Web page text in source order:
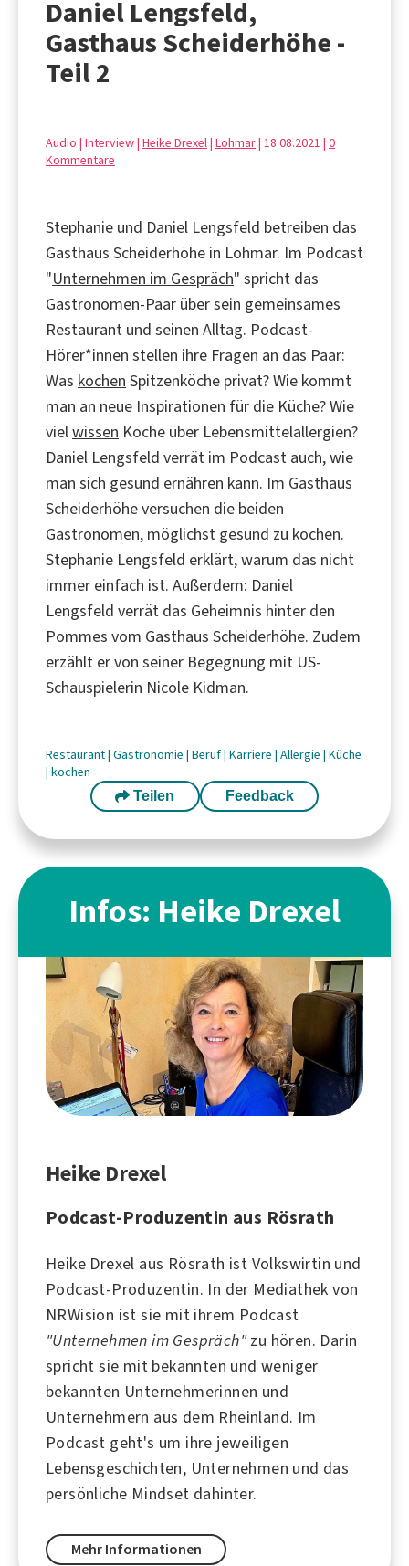
Daniel Lengsfeld,
Gasthaus Scheiderhöhe -
Teil 2
Audio | Interview | Heike Drexel| Lohmar| 18.08.2021 | 0
Kommentare
Stephanie und Daniel Lengsfeld betreiben das
Gasthaus Scheiderhöhe in Lohmar. Im Podcast
"Unternehmen im Gespräch" spricht das
Gastronomen-Paar über sein gemeinsames
Restaurant und seinen Alltag. Podcast-
Hörer*innen stellen ihre Fragen an das Paar:
Was kochen Spitzenköche privat? Wie kommt
man an neue Inspirationen für die Küche? Wie
vielwissen Köche über Lebensmittelallergien?
Daniel Lengsfeld verrät im Podcast auch, wie
man sich gesund ernähren kann. Im Gasthaus
Scheiderhöhe versuchen die beiden
Gastronomen, möglichst gesund zu kochen.
Stephanie Lengsfeld erklärt, warum das nicht
immer einfach ist. Außerdem: Daniel
Lengsfeld verrät das Geheimnis hinter den
Pommes vom Gasthaus Scheiderhöhe. Zudem
erzählt er von seiner Begegnung mit US-
Schauspielerin Nicole Kidman.
Restaurant| Gastronomie | Beruf| Karriere | Allergie | Küche
| kochen
Teilen Feedback
Infos: Heike Drexel
Heike Drexel
Podcast-Produzentin aus Rösrath
Heike Drexel aus Rösrath ist Volkswirtin und
Podcast-Produzentin. In der Mediathek von
NRWision ist sie mit ihrem Podcast
"Unternehmen im Gespräch"zu hören. Darin
spricht sie mit bekannten und weniger
bekannten Unternehmerinnen und
Unternehmern aus dem Rheinland. Im
Podcast geht's um ihre jeweiligen
Lebensgeschichten, Unternehmen und das
persönliche Mindset dahinter.
Mehr Informationen